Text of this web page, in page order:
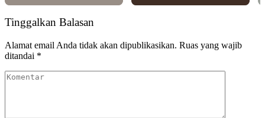
Tinggalkan Balasan
Alamat email Anda tidak akan dipublikasikan. Ruas yang wajib
ditandai *